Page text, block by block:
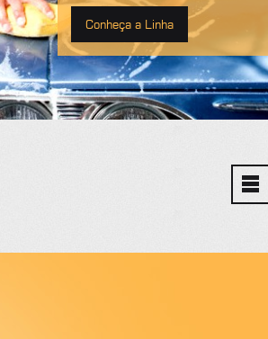
Conheça a Linha